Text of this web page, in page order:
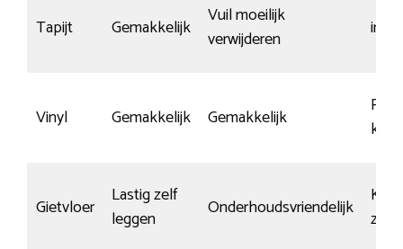
Tapijt Gemakkelijk
Vuil moeilijk
verwijderen
Vinyl Gemakkelijk Gemakkelijk
Gietvloer
Lastig zelf
leggen
Onderhoudsvriendelijk